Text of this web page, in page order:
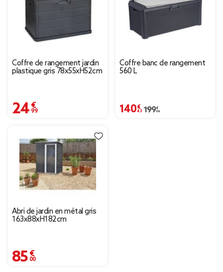
Coffre de rangement jardin
plastique gris 78x55xH52cm
24,99 €
Coffre banc de rangement
560 L
140,43 €
Prix remisé de 199,00 € à
199,00 €
Abri de jardin en métal gris
163x88xH182cm
85,00 €